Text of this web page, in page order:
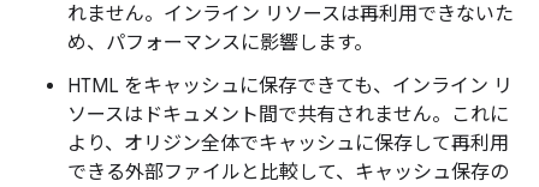
れません。インライン リソースは再利用できないた
め、パフォーマンスに影響します。
HTML をキャッシュに保存できても、インライン リ
ソースはドキュメント間で共有されません。これに
より、オリジン全体でキャッシュに保存して再利用
できる外部ファイルと比較して、キャッシュ保存の